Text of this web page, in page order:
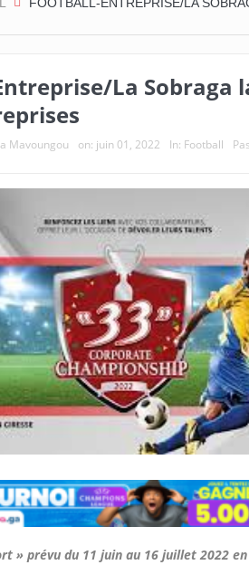
La Sobraga
Mavoungou on: juin 01, 2022 In: Football
» prévu du 11 juin au 16 juillet 2022